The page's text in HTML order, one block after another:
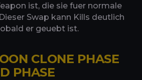
ist, die sie fuer normale
Swap kann Kills deutlich
er geuebt ist.
CLONE PHASE
PHASE